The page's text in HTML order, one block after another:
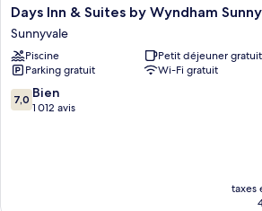
mobilité
réduite,
baignoire
Days
Inn
&
Suites
by
Wyndham
Sunnyvale
Days Inn & Suites by Wyndham
Sunnyvale
Piscine
Petit déjeuner gratuit
Parking gratuit
Wi-Fi gratuit
7.0
sur
7,0 Bien
1 012 avis
taxes